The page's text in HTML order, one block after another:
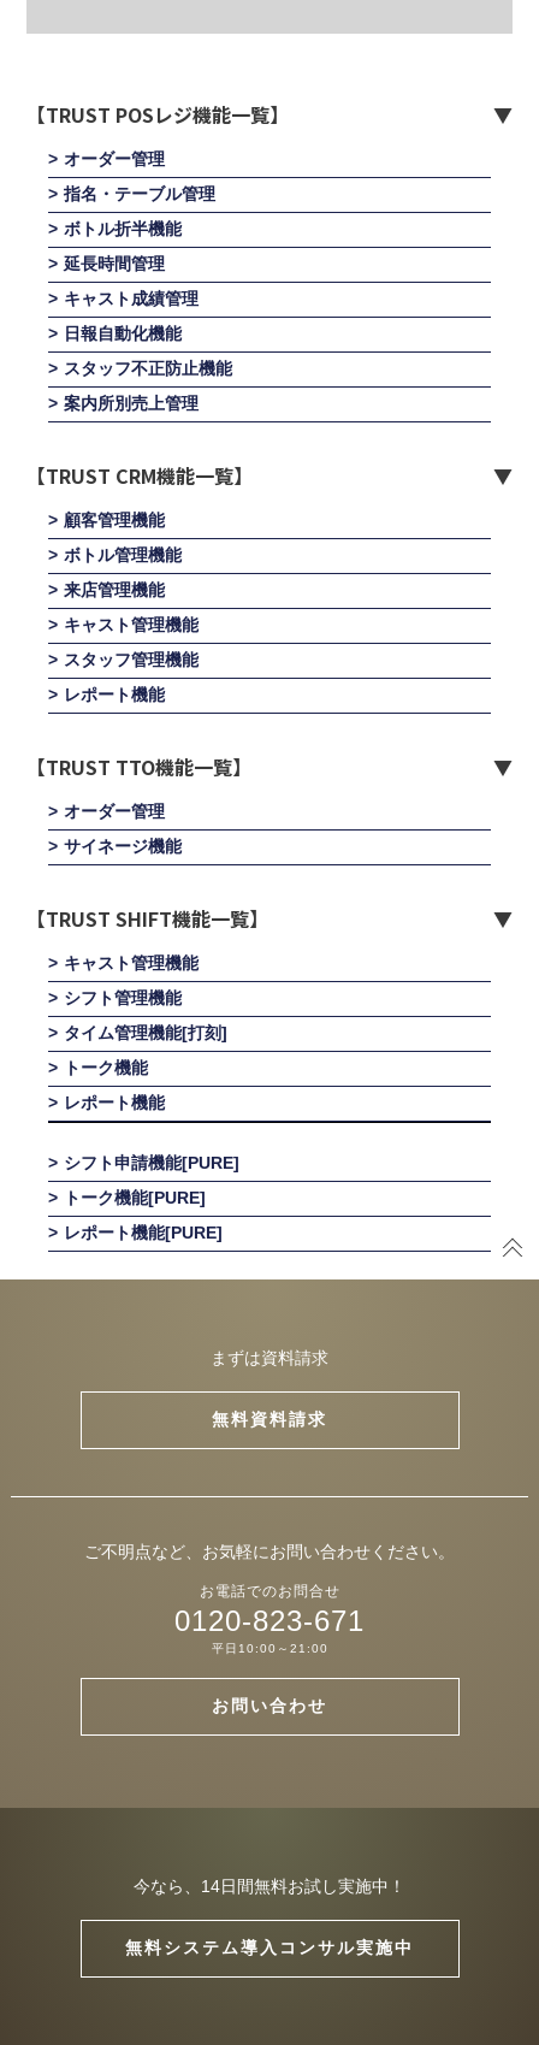
【TRUST POSレジ機能一覧】
オーダー管理
指名・テーブル管理
ボトル折半機能
延長時間管理
キャスト成績管理
日報自動化機能
スタッフ不正防止機能
案内所別売上管理
【TRUST CRM機能一覧】
顧客管理機能
ボトル管理機能
来店管理機能
キャスト管理機能
スタッフ管理機能
レポート機能
【TRUST TTO機能一覧】
オーダー管理
サイネージ機能
【TRUST SHIFT機能一覧】
キャスト管理機能
シフト管理機能
タイム管理機能[打刻]
トーク機能
レポート機能
シフト申請機能[PURE]
トーク機能[PURE]
レポート機能[PURE]
まずは資料請求
無料資料請求
ご不明点など、お気軽にお問い合わせください。
お電話でのお問合せ
0120-823-671
平日10:00～21:00
お問い合わせ
今なら、14日間無料お試し実施中！
無料システム導入コンサル実施中